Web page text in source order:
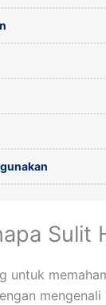
Sulit
untuk
mengenali